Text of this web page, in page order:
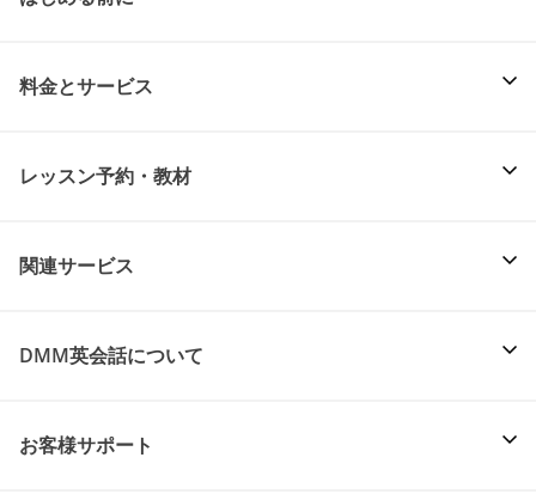
料金とサービス
レッスン予約・教材
関連サービス
DMM英会話について
お客様サポート